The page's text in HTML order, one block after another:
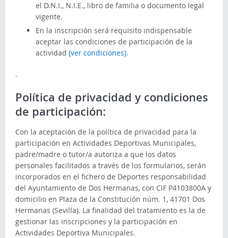
el D.N.I., N.I.E., libro de familia o documento legal
vigente.
En la inscripción será requisito indispensable
aceptar las condiciones de participación de la
actividad (ver condiciones).
.
Política de privacidad y condiciones
de participación:
Con la aceptación de la política de privacidad para la
participación en Actividades Deportivas Municipales,
padre/madre o tutor/a autoriza a que los datos
personales facilitados a través de los formularios, serán
incorporados en el fichero de Deportes responsabilidad
del Ayuntamiento de Dos Hermanas, con CIF P4103800A y
domicilio en Plaza de la Constitución núm. 1, 41701 Dos
Hermanas (Sevilla). La finalidad del tratamiento es la de
gestionar las inscripciones y la participación en
Actividades Deportiva Municipales.